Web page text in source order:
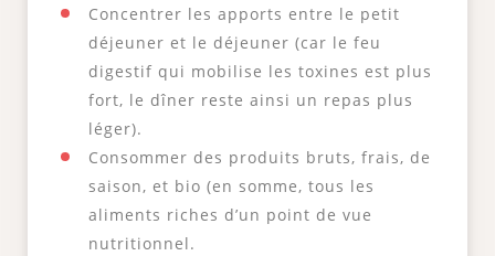
Concentrer les apports entre le petit
déjeuner et le déjeuner (car le feu
digestif qui mobilise les toxines est plus
fort, le dîner reste ainsi un repas plus
léger).
Consommer des produits bruts, frais, de
saison, et bio (en somme, tous les
aliments riches d’un point de vue
nutritionnel.